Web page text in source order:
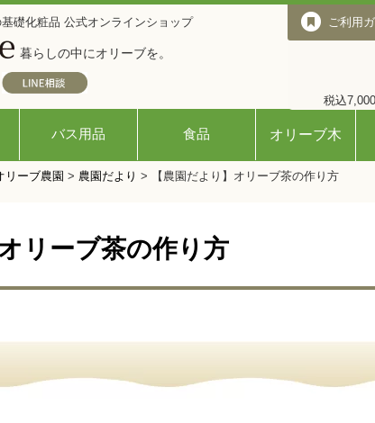
礎化粧品 公式オンラインショップ
暮らしの中にオリーブを。
ご利用
税込
バス用品 食品 オリーブ木
リーブ農園 > 農園だより > 【農園だより】オリーブ茶の作り方
リーブ茶の作り方